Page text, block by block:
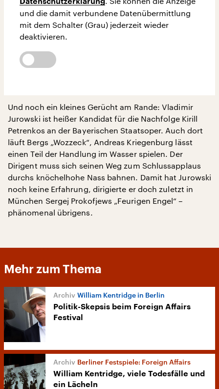
und die damit verbundene Datenübermittlung
mit dem Schalter (Grau) jederzeit wieder
deaktivieren.
Und noch ein kleines Gerücht am Rande: Vladimir
Jurowski ist heißer Kandidat für die Nachfolge Kirill
Petrenkos an der Bayerischen Staatsoper. Auch dort
läuft Bergs „Wozzeck“, Andreas Kriegenburg lässt
einen Teil der Handlung im Wasser spielen. Der
Dirigent muss sich seinen Weg zum Schlussapplaus
durchs knöchelhohe Nass bahnen. Damit hat Jurowski
noch keine Erfahrung, dirigierte er doch zuletzt in
München Sergej Prokofjews „Feurigen Engel“ –
phänomenal übrigens.
Mehr zum Thema
William Kentridge in Berlin
Politik-Skepsis beim Foreign Affairs
Festival
Berliner Festspiele: Foreign Affairs
William Kentridge, viele Todesfälle und
ein Lächeln